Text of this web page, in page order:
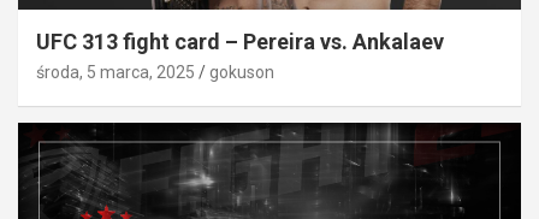
UFC 313 fight card – Pereira vs. Ankalaev
środa, 5 marca, 2025 gokuson